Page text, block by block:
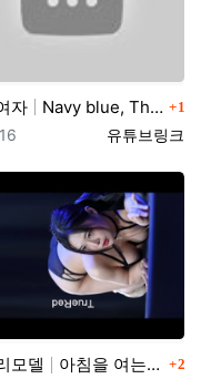
자 Navy blue, The Big Cup Bras, e… 댓글
1
등록자
유튜브링크
일
모델 아침을 여는 ~ 란제리 런웨이 2023 COVER GI… 댓글
2